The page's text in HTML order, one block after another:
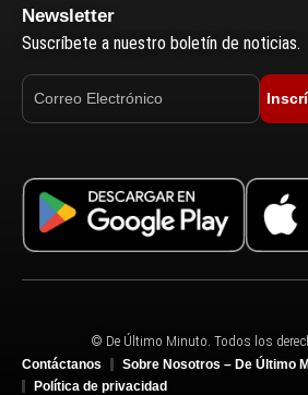
Newsletter
Suscríbete a nuestro boletín de noticias.
© De Último Minuto. Todos los
Contáctanos
Sobre Nosotros – De Último
Política de privacidad